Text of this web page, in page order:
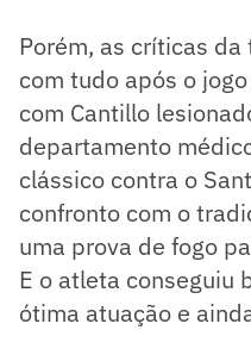
Porém, as críticas
com tudo após o
com Cantillo
departamento
clássico contra o
confronto com o
uma prova de fogo
E o atleta conseguiu
ótima atuação e